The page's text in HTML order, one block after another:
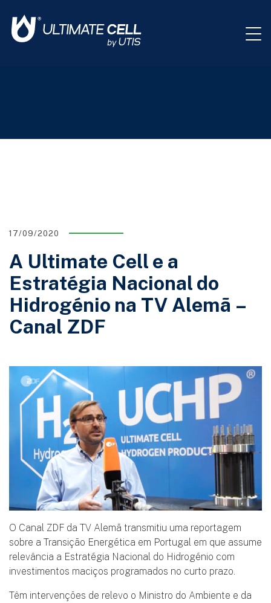
17/09/2020
A Ultimate Cell e a
Estratégia Nacional do
Hidrogénio na TV Alemã –
Canal ZDF
O Canal ZDF da TV Alemã transmitiu uma reportagem
sobre a Transição Energética em Portugal em que assume
relevância a Estratégia Nacional do Hidrogénio com
investimentos maciços programados no curto prazo.
Têm intervenções de relevo o Ministro do Ambiente e da